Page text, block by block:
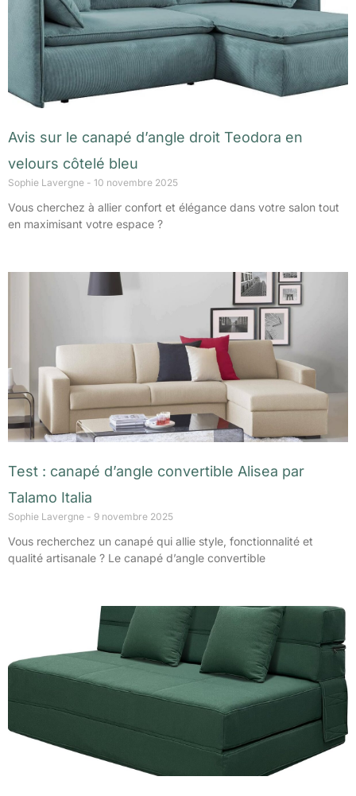
Avis sur le canapé d’angle droit Teodora en
velours côtelé bleu
Sophie Lavergne 10 novembre 2025
Vous cherchez à allier confort et élégance dans votre salon tout
en maximisant votre espace ?
Test : canapé d’angle convertible Alisea par
Talamo Italia
Sophie Lavergne 9 novembre 2025
Vous recherchez un canapé qui allie style, fonctionnalité et
qualité artisanale ? Le canapé d’angle convertible